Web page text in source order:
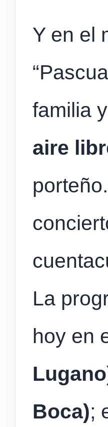
Y en el
familia
aire
La
hoy en
Boca);